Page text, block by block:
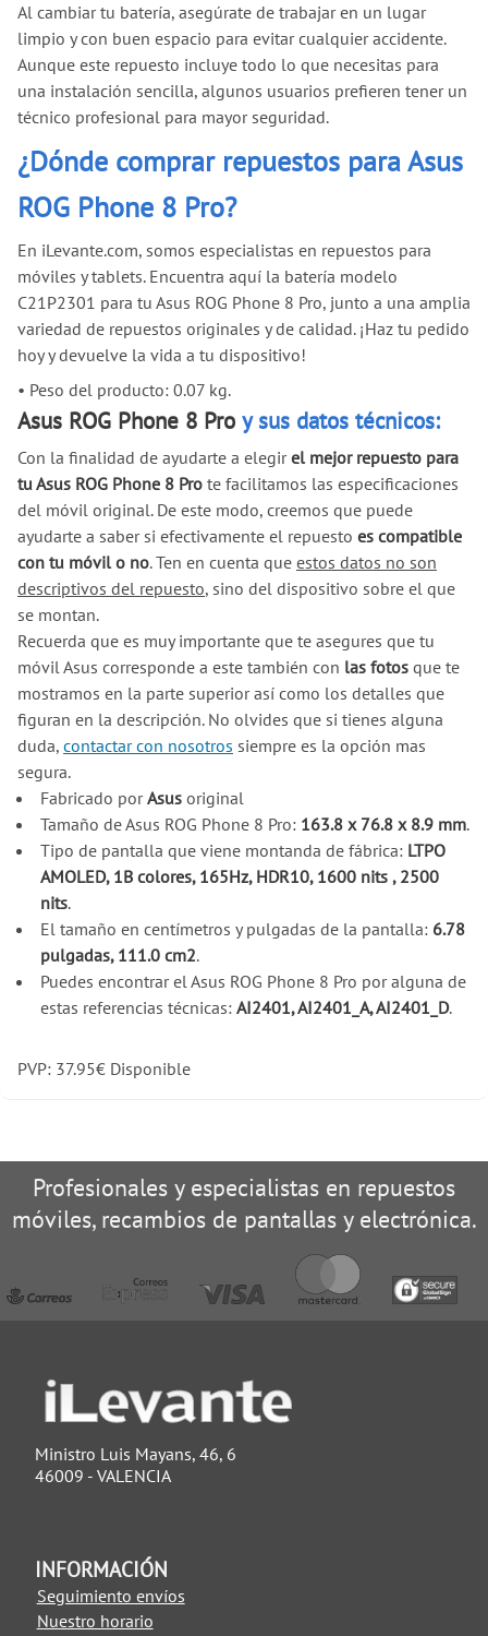
Al cambiar tu batería, asegúrate de trabajar en un lugar
limpio y con buen espacio para evitar cualquier accidente.
Aunque este repuesto incluye todo lo que necesitas para
una instalación sencilla, algunos usuarios prefieren tener un
técnico profesional para mayor seguridad.
¿Dónde comprar repuestos para Asus
ROG Phone 8 Pro?
En iLevante.com, somos especialistas en repuestos para
móviles y tablets. Encuentra aquí la batería modelo
C21P2301 para tu Asus ROG Phone 8 Pro, junto a una amplia
variedad de repuestos originales y de calidad. ¡Haz tu pedido
hoy y devuelve la vida a tu dispositivo!
• Peso del producto: 0.07 kg.
Asus ROG Phone 8 Pro y sus datos técnicos:
Con la finalidad de ayudarte a elegirel mejor repuesto para
tu Asus ROG Phone 8 Pro te facilitamos las especificaciones
del móvil original. De este modo, creemos que puede
ayudarte a saber si efectivamente el repuesto es compatible
con tu móvil o no. Ten en cuenta que estos datos no son
descriptivos del repuesto, sino del dispositivo sobre el que
se montan.
Recuerda que es muy importante que te asegures que tu
móvil Asus corresponde a este también con las fotos que te
mostramos en la parte superior así como los detalles que
figuran en la descripción. No olvides que si tienes alguna
duda, contactar con nosotros siempre es la opción mas
segura.
Fabricado porAsusoriginal
Tamaño de Asus ROG Phone 8 Pro: 163.8 x 76.8 x 8.9 mm.
Tipo de pantalla que viene montanda de fábrica: LTPO
AMOLED, 1B colores, 165Hz, HDR10, 1600 nits , 2500
nits.
El tamaño en centímetros y pulgadas de la pantalla: 6.78
pulgadas, 111.0 cm2.
Puedes encontrar el Asus ROG Phone 8 Pro por alguna de
estas referencias técnicas: AI2401, AI2401_A, AI2401_D.
PVP: 37.95€ Disponible
Profesionales y especialistas en repuestos
móviles, recambios de pantallas y electrónica.
Ministro Luis Mayans, 46, 6
46009 - VALENCIA
INFORMACIÓN
Seguimiento envíos
Nuestro horario